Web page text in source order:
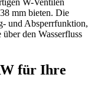
mm bieten. Die
und Absperrfunktion,
den Wasserfluss
für Ihre